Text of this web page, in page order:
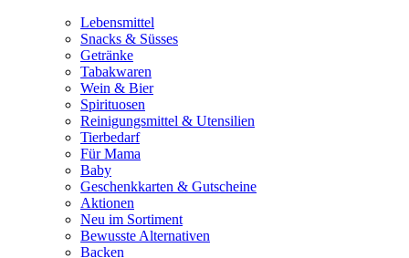
Lebensmittel
Snacks & Süsses
Getränke
Tabakwaren
Wein & Bier
Spirituosen
Reinigungsmittel & Utensilien
Tierbedarf
Für Mama
Baby
Geschenkkarten & Gutscheine
Aktionen
Neu im Sortiment
Bewusste Alternativen
Backen